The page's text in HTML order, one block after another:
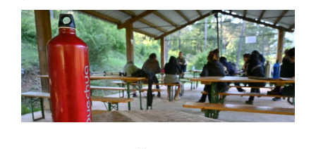
View
Larger
Image